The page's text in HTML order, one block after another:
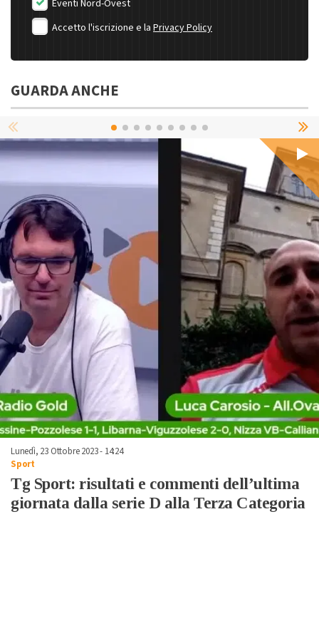
Eventi Nord-Ovest
Accetto l'iscrizione e la Privacy Policy
GUARDA ANCHE
Lunedì, 23 Ottobre 2023 - 14:24
Sport
Tg Sport: risultati e commenti dell’ultima
giornata dalla serie D alla Terza Categoria